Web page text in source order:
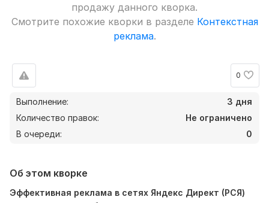
продажу данного кворка.
Смотрите похожие кворки в разделе Контекстная
реклама.
0
Выполнение:
3 дня
Количество правок:
Не ограничено
В очереди:
0
Об этом кворке
Эффективная реклама в сетях Яндекс Директ (РСЯ)